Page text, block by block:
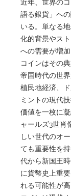
近年、世界の
語る銀貨」へ
いる。単なる
化的背景やス
への需要が増
コインはその
帝国時代の世
植民地経済、
ミントの現代
価値を一枚に
ャールズ3世肖
しい世代のオ
ても重要性を
代から新国王
に貨幣史上重
れる可能性が